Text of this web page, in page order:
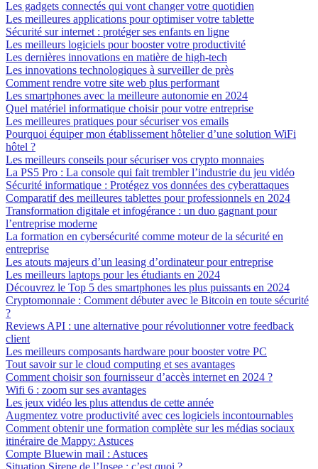
Les gadgets connectés qui vont changer votre quotidien
Les meilleures applications pour optimiser votre tablette
Sécurité sur internet : protéger ses enfants en ligne
Les meilleurs logiciels pour booster votre productivité
Les dernières innovations en matière de high-tech
Les innovations technologiques à surveiller de près
Comment rendre votre site web plus performant
Les smartphones avec la meilleure autonomie en 2024
Quel matériel informatique choisir pour votre entreprise
Les meilleures pratiques pour sécuriser vos emails
Pourquoi équiper mon établissement hôtelier d’une solution WiFi
hôtel ?
Les meilleurs conseils pour sécuriser vos crypto monnaies
La PS5 Pro : La console qui fait trembler l’industrie du jeu vidéo
Sécurité informatique : Protégez vos données des cyberattaques
Comparatif des meilleures tablettes pour professionnels en 2024
Transformation digitale et infogérance : un duo gagnant pour
l’entreprise moderne
La formation en cybersécurité comme moteur de la sécurité en
entreprise
Les atouts majeurs d’un leasing d’ordinateur pour entreprise
Les meilleurs laptops pour les étudiants en 2024
Découvrez le Top 5 des smartphones les plus puissants en 2024
Cryptomonnaie : Comment débuter avec le Bitcoin en toute sécurité
?
Reviews API : une alternative pour révolutionner votre feedback
client
Les meilleurs composants hardware pour booster votre PC
Tout savoir sur le cloud computing et ses avantages
Comment choisir son fournisseur d’accès internet en 2024 ?
Wifi 6 : zoom sur ses avantages
Les jeux vidéo les plus attendus de cette année
Augmentez votre productivité avec ces logiciels incontournables
Comment obtenir une formation complète sur les médias sociaux
itinéraire de Mappy: Astuces
Compte Bluewin mail : Astuces
Situation Sirene de l’Insee : c’est quoi ?